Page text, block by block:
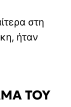
στη
ήταν
ΤΟΥ